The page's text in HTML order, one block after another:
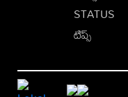
STATUS
టిప్స్